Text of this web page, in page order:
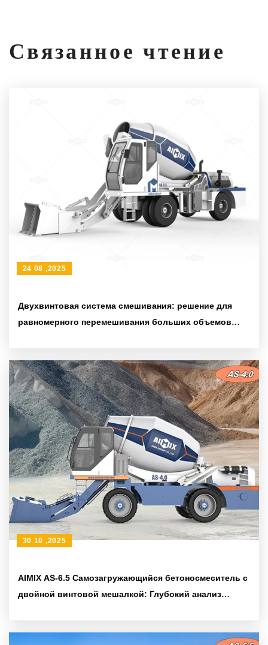
Связанное чтение
Двухвинтовая система смешивания: решение для
равномерного перемешивания больших объемов
24 08 ,2025
AIMIX AS-6.5 Самозагружающийся бетоносмеситель с
двойной винтовой мешалкой: Глубокий анализ
30 10 ,2025